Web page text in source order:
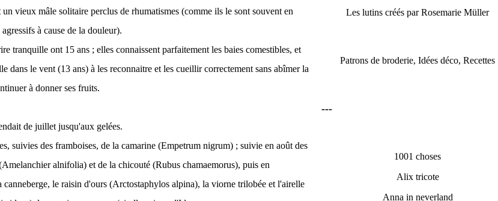
vieux mâle solitaire perclus de rhumatismes (comme ils le sont souvent en
à cause de la douleur).
tranquille ont 15 ans ; elles connaissent parfaitement les baies comestibles, et
dans le vent (13 ans) à les reconnaitre et les cueillir correctement sans abîmer la
à donner ses fruits.
de juillet jusqu'aux gelées.
suivies des framboises, de la camarine (Empetrum nigrum) ; suivie en août des
alnifolia) et de la chicouté (Rubus chamaemorus), puis en
canneberge, le raisin d'ours (Arctostaphylos alpina), la viorne trilobée et l'airelle
Les lutins créés par Rosemarie Müller
Patrons de broderie, Idées déco, Recettes
---
1001 choses
Alix tricote
Anna in neverland